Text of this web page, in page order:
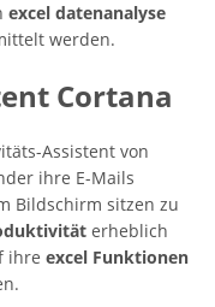
excel datenanalyse
werden.
Cortana
Assistent von
ihre E-Mails
Bildschirm sitzen zu
erheblich
ihre excel Funktionen